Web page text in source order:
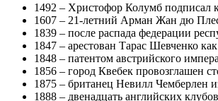
1492 – Христофор Колумб подписал
1607 – 21-летний Арман Жан дю
1839 – после распада федерации
1847 – арестован Тарас Шевченко
1848 – патентом австрийского
1856 – город Квебек провозглашен
1875 – британец Невилл Чемберлен
1888 – двенадцать английских